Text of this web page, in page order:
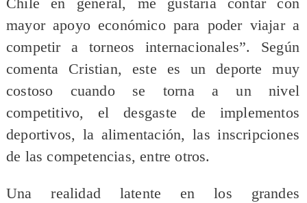
Chile en general, me gustaría contar con
mayor apoyo económico para poder viajar a
competir a torneos internacionales”. Según
comenta Cristian, este es un deporte muy
costoso cuando se torna a un nivel
competitivo, el desgaste de implementos
deportivos, la alimentación, las inscripciones
de las competencias, entre otros.
Una realidad latente en los grandes